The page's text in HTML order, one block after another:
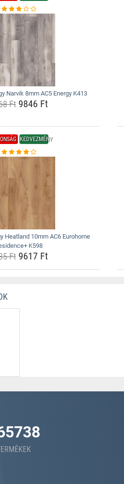
Narvik 8mm AC5 Energy K413
Ft9846 Ft
KEDVEZMÉNY
Heatland 10mm AC6 Eurohome
K598
Ft9617 Ft